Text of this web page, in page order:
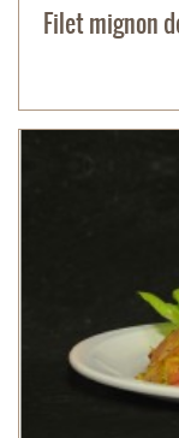
Filet mignon